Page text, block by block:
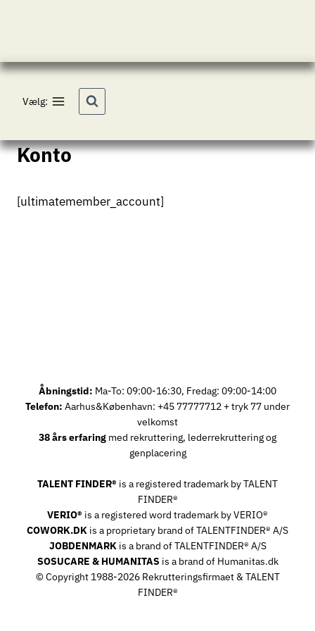
Vælg:
Konto
[ultimatemember_account]
Åbningstid: Ma-To: 09:00-16:30, Fredag: 09:00-14:00
Telefon: Aarhus&København: +45 77777712 + tryk 77 under
velkomst
38 års erfaring med rekruttering, lederrekruttering og
genplacering
TALENT FINDER® is a registered trademark by TALENT
FINDER®
VERIO® is a registered word trademark by VERIO®
COWORK.DK is a proprietary brand of TALENTFINDER® A/S
JOBDENMARKis a brand of TALENTFINDER® A/S
SOSUCARE & HUMANITAS is a brand of Humanitas.dk
© Copyright 1988-2026 Rekrutteringsfirmaet & TALENT
FINDER®